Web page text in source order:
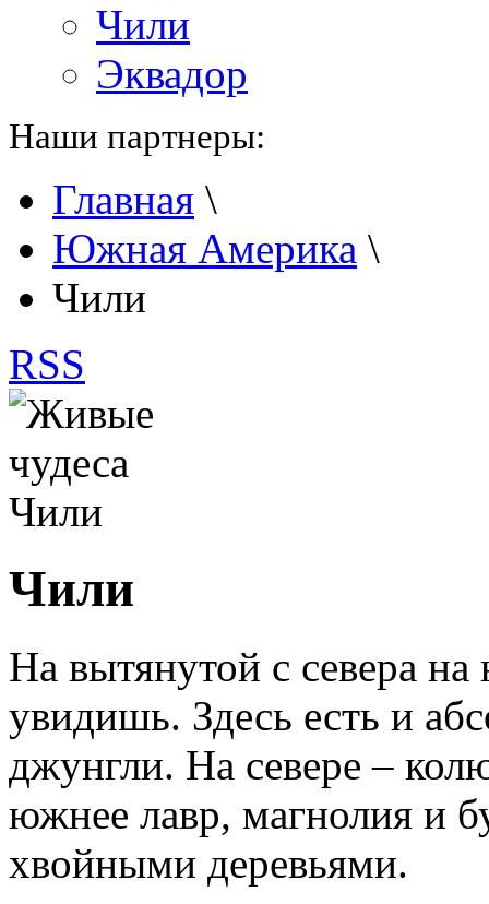
Чили
Эквадор
Наши партнеры:
Главная \
Южная Америка \
Чили
RSS
Чили
На вытянутой с севера
увидишь. Здесь есть и
джунгли. На севере –
южнее лавр, магнолия и
хвойными деревьями.